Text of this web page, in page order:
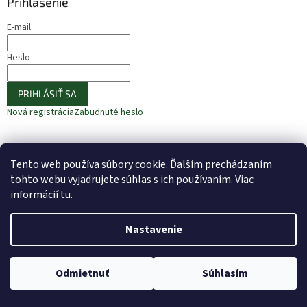
Tento web používa súbory cookie. Ďalším prechádzaním
tohto webu vyjadrujete súhlas s ich používaním. Viac
informáciítu.
Nastavenie
Odmietnuť Súhlasím
E-mail
Heslo
PRIHLÁSIŤ SA
Nová registráciaZabudnuté heslo
⚠️ UPOZORNENIE – Fazuľa biela 🎁 ODOBERAJTE NOVINKY −10 %
Vytvoril Shoptet
Copyright 2026 . Všetky práva vyhradené.